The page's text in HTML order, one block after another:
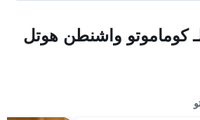
كوماموتو واشنطن هوتل